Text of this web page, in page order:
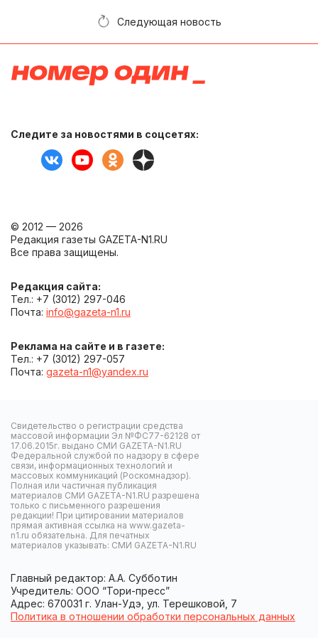
Следующая новость
Следите за новостями в соцсетях:
© 2012 — 2026
Редакция газеты GAZETA-N1.RU
Все права защищены.
Редакция сайта:
Тел.: +7 (3012) 297-046
Почта: info@gazeta-n1.ru
Реклама на сайте и в газете:
Тел.: +7 (3012) 297-057
Почта: gazeta-n1@yandex.ru
Свидетельство о регистрации средства
массовой информации Эл №ФС77-62128 от
17.06.2015г. выдано СМИ GAZETA-N1.RU
Федеральной службой по надзору в сфере
связи, информационных технологий и
массовых коммуникаций (Роскомнадзор).
Полная или частичная публикация
материалов СМИ GAZETA-N1.RU разрешена
только с письменного разрешения
редакции! При цитировании материалов
прямая активная ссылка на www.gazeta-
n1.ru обязательна. Для печатных
материалов указывать: СМИ GAZETA-N1.RU
Главный редактор: А.А. Субботин
Учредитель: ООО “Тори-пресс”
Адрес: 670031 г. Улан-Удэ, ул. Терешковой, 7
Политика в отношении обработки персональных данных